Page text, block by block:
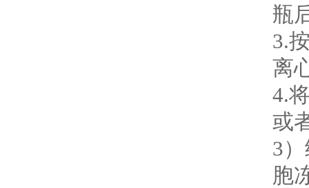
瓶
3.
离
4.
或
3
胞